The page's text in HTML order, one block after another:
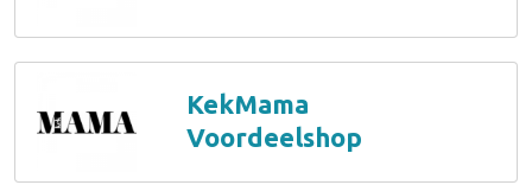
KekMama
Voordeelshop